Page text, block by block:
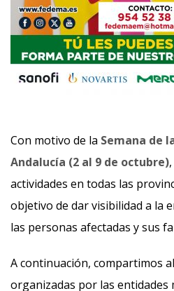
Con motivo de la Semana de
Andalucía (2 al 9 de octubre)
actividades en todas las
objetivo de dar visibilidad a la
las personas afectadas y sus
A continuación, compartimos
organizadas por las entidades